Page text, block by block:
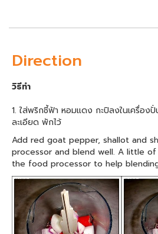
Direction
วิธีทำ
1. ใส่พริกชี้ฟ้า หอมแดง กะปิลงในเครื่อง
ละเอียด พักไว้
Add red goat pepper, shallot and
processor and blend well. A little
the food processor to help